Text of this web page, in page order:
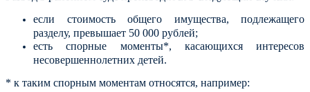
если стоимость общего имущества, подлежащего
разделу, превышает 50 000 рублей;
есть спорные моменты*, касающихся интересов
несовершеннолетних детей.
* к таким спорным моментам относятся, например: